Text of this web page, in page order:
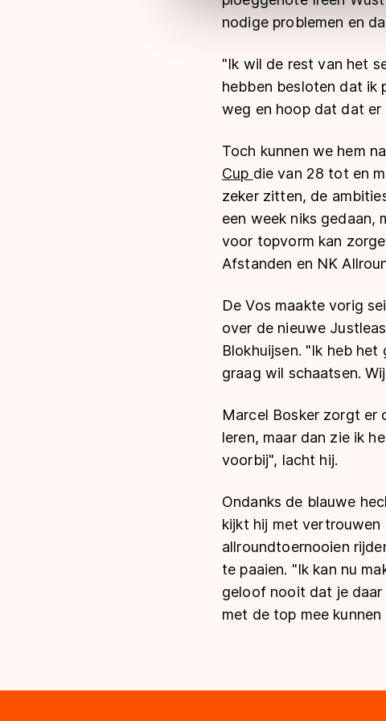
nodige problemen en
"Ik wil de rest van het
hebben besloten dat ik
weg en hoop dat dat er
Toch kunnen we hem
Cup die van 28 tot en
zeker zitten, de
een week niks gedaan,
voor topvorm kan
Afstanden en NK
De Vos maakte vorig
over de nieuwe
Blokhuijsen. "Ik heb
graag wil schaatsen.
Marcel Bosker zorgt er
leren, maar dan zie ik
voorbij", lacht hij.
Ondanks de blauwe
kijkt hij met
allroundtoernooien
te paaien. "Ik kan nu
geloof nooit dat je daar
met de top mee kunnen